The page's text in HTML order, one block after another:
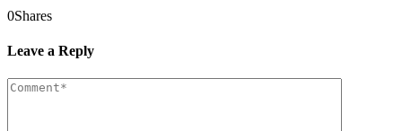
0Shares
Leave a Reply